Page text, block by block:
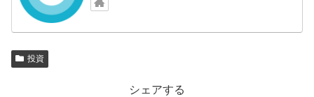
投資
シェアする